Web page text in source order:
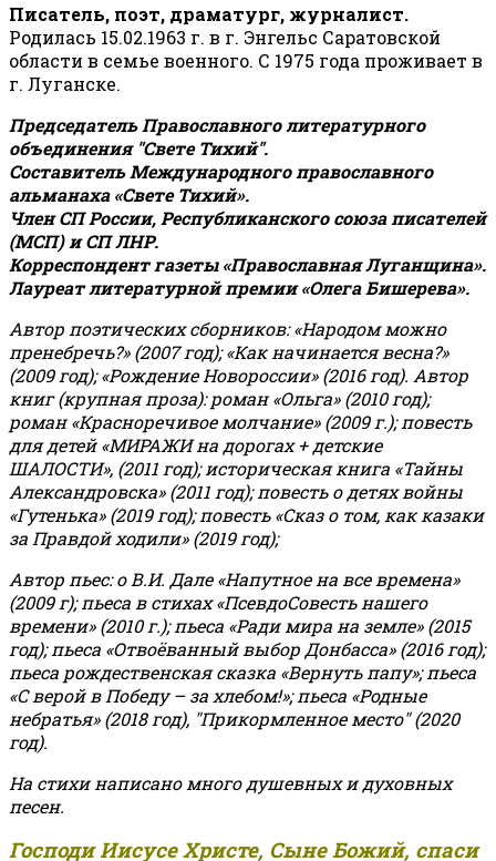
Писатель, поэт, драматург, журналист.
Родилась 15.02.1963 г. в г. Энгельс Саратовской
области в семье военного. С 1975 года проживает в
г. Луганске.
Председатель Православного литературного
объединения "Свете Тихий".
Составитель Международного православного
альманаха «Свете Тихий».
Член СП России, Республиканского союза писателей
(МСП) и СП ЛНР.
Корреспондент газеты «Православная Луганщина».
Лауреат литературной премии «Олега Бишерева».
Автор поэтических сборников: «Народом можно
пренебречь?» (2007 год); «Как начинается весна?»
(2009 год); «Рождение Новороссии» (2016 год). Автор
книг (крупная проза): роман «Ольга» (2010 год);
роман «Красноречивое молчание» (2009 г.); повесть
для детей «МИРАЖИ на дорогах + детские
ШАЛОСТИ», (2011 год); историческая книга «Тайны
Александровска» (2011 год); повесть о детях войны
«Гутенька» (2019 год); повесть «Сказ о том, как казаки
за Правдой ходили» (2019 год);
Автор пьес: о В.И. Дале «Напутное на все времена»
(2009 г); пьеса в стихах «ПсевдоСовесть нашего
времени» (2010 г.); пьеса «Ради мира на земле» (2015
год); пьеса «Отвоёванный выбор Донбасса» (2016 год);
пьеса рождественская сказка «Вернуть папу»; пьеса
«С верой в Победу – за хлебом!»;пьеса «Родные
небратья» (2018 год), "Прикормленное место" (2020
год).
На стихи написано много душевных и духовных
песен.
Господи Иисусе Христе, Сыне Божий, спаси